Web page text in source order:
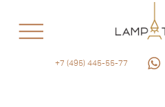
+7 (495) 445-55-77